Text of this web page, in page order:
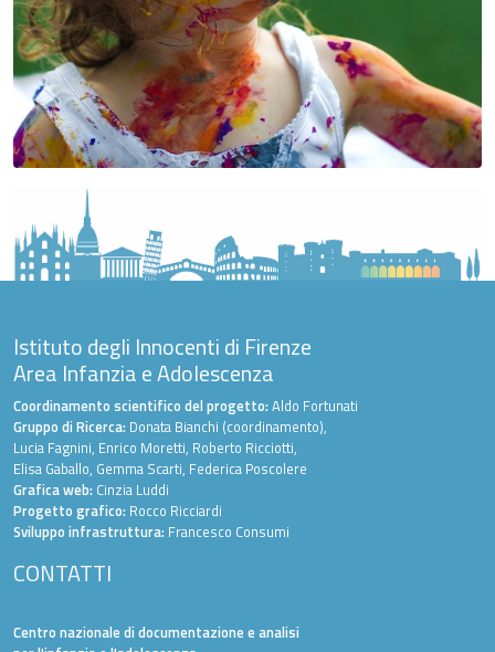
Istituto degli Innocenti di Firenze
Area Infanzia e Adolescenza
Coordinamento scientifico del progetto: Aldo Fortunati
Gruppo di Ricerca: Donata Bianchi (coordinamento),
Lucia Fagnini, Enrico Moretti, Roberto Ricciotti,
Elisa Gaballo, Gemma Scarti, Federica Poscolere
Grafica web: Cinzia Luddi
Progetto grafico: Rocco Ricciardi
Sviluppo infrastruttura: Francesco Consumi
CONTATTI
Centro nazionale di documentazione e analisi